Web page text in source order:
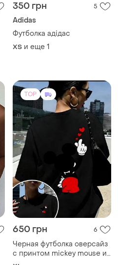
350 грн 5
Adidas
Футболка адідас
ХS и еще 1
TOP
650 грн 6
Черная футболка оверсайз
с принтом mickey mouse и
сердечками, хлопковая